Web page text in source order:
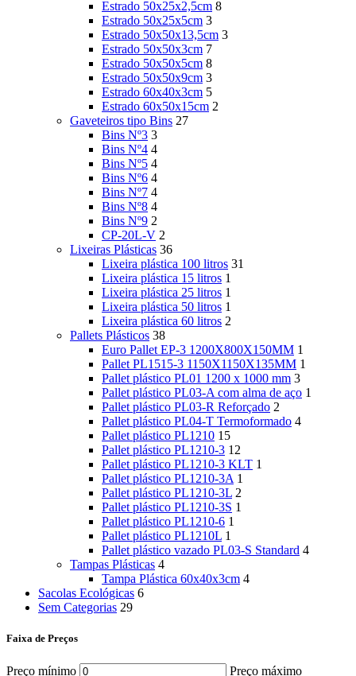
Estrado 50x25x2,5cm 8
Estrado 50x25x5cm 3
Estrado 50x50x13,5cm 3
Estrado 50x50x3cm 7
Estrado 50x50x5cm 8
Estrado 50x50x9cm 3
Estrado 60x40x3cm 5
Estrado 60x50x15cm 2
Gaveteiros tipo Bins 27
Bins Nº3 3
Bins Nº4 4
Bins Nº5 4
Bins Nº6 4
Bins Nº7 4
Bins Nº8 4
Bins Nº9 2
CP-20L-V 2
Lixeiras Plásticas 36
Lixeira plástica 100 litros 31
Lixeira plástica 15 litros 1
Lixeira plástica 25 litros 1
Lixeira plástica 50 litros 1
Lixeira plástica 60 litros 2
Pallets Plásticos 38
Euro Pallet EP-3 1200X800X150MM 1
Pallet PL1515-3 1150X1150X135MM 1
Pallet plástico PL01 1200 x 1000 mm 3
Pallet plástico PL03-A com alma de aço 1
Pallet plástico PL03-R Reforçado 2
Pallet plástico PL04-T Termoformado 4
Pallet plástico PL1210 15
Pallet plástico PL1210-3 12
Pallet plástico PL1210-3 KLT 1
Pallet plástico PL1210-3A 1
Pallet plástico PL1210-3L 2
Pallet plástico PL1210-3S 1
Pallet plástico PL1210-6 1
Pallet plástico PL1210L 1
Pallet plástico vazado PL03-S Standard 4
Tampas Plásticas 4
Tampa Plástica 60x40x3cm 4
Sacolas Ecológicas 6
Sem Categorias 29
Faixa de Preços
Preço mínimo Preço máximo